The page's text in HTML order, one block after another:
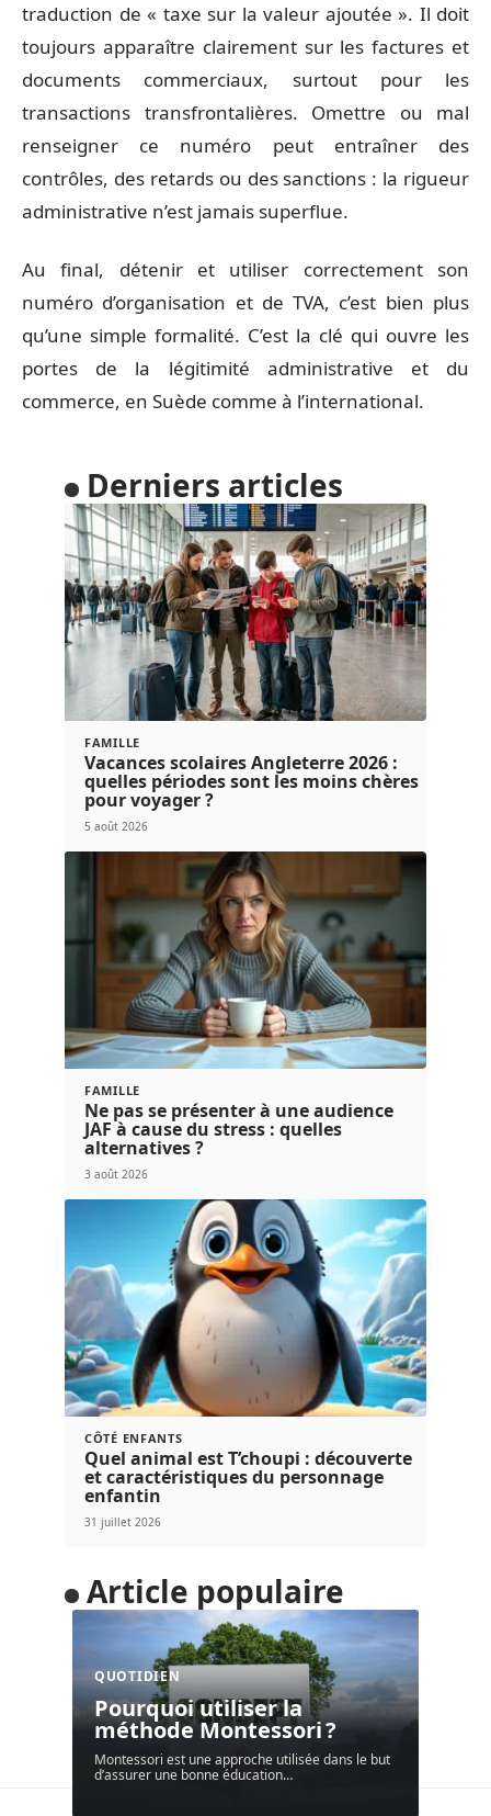
traduction de « taxe sur la valeur ajoutée ». Il doit
toujours apparaître clairement sur les factures et
documents commerciaux, surtout pour les
transactions transfrontalières. Omettre ou mal
renseigner ce numéro peut entraîner des
contrôles, des retards ou des sanctions : la rigueur
administrative n’est jamais superflue.
Au final, détenir et utiliser correctement son
numéro d’organisation et de TVA, c’est bien plus
qu’une simple formalité. C’est la clé qui ouvre les
portes de la légitimité administrative et du
commerce, en Suède comme à l’international.
Derniers articles
FAMILLE
Vacances scolaires Angleterre 2026 :
quelles périodes sont les moins chères
pour voyager ?
5 août 2026
FAMILLE
Ne pas se présenter à une audience
JAF à cause du stress : quelles
alternatives ?
3 août 2026
CÔTÉ ENFANTS
Quel animal est T’choupi : découverte
et caractéristiques du personnage
enfantin
31 juillet 2026
Article populaire
QUOTIDIEN
Pourquoi utiliser la
méthode Montessori ?
Montessori est une approche utilisée dans le but
d’assurer une bonne éducation…